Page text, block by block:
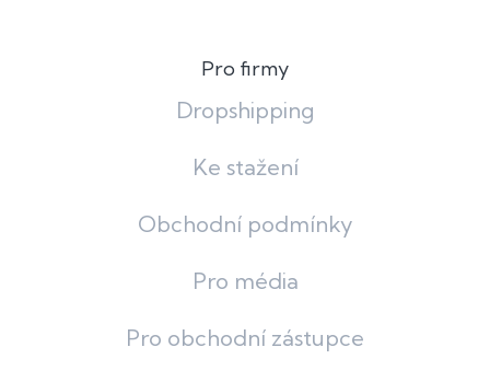
Pro firmy
Dropshipping
Ke stažení
Obchodní podmínky
Pro média
Pro obchodní zástupce